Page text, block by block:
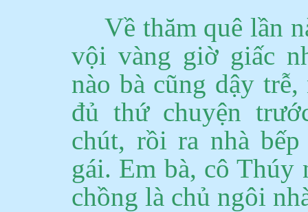
Về thăm quê lần
vội vàng giờ giấc
nào bà cũng dậy
đủ thứ chuyện
chút, rồi ra nhà
gái. Em bà, cô Thúy
chồng là chủ ngôi